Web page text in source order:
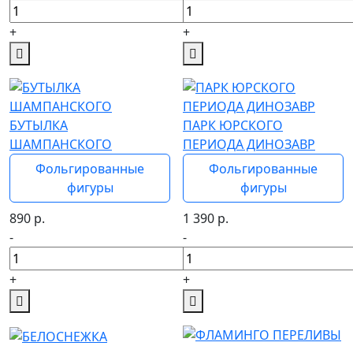
+ +
БУТЫЛКА
ШАМПАНСКОГО
Фольгированные
фигуры
890 р.
-
+
ПАРК ЮРСКОГО
ПЕРИОДА ДИНОЗАВР
Фольгированные
фигуры
1 390 р.
-
+